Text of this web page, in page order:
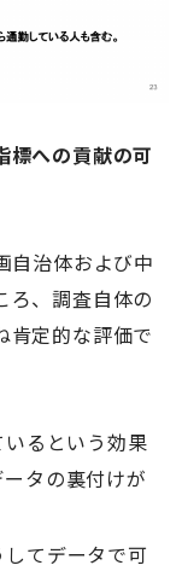
への貢献の可
自治体および中
ろ、調査自体の
肯定的な評価で
るという効果
タの裏付けが
てデータで可